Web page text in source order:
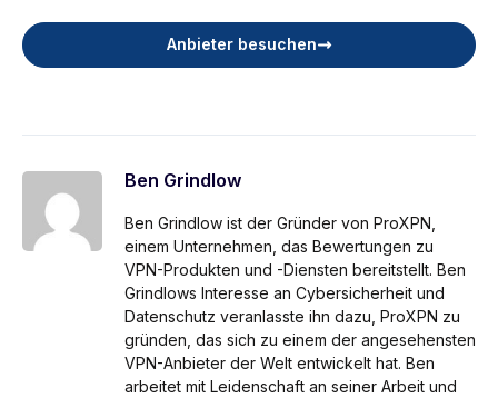
Anbieter besuchen
Ben Grindlow
Ben Grindlow ist der Gründer von ProXPN,
einem Unternehmen, das Bewertungen zu
VPN-Produkten und -Diensten bereitstellt. Ben
Grindlows Interesse an Cybersicherheit und
Datenschutz veranlasste ihn dazu, ProXPN zu
gründen, das sich zu einem der angesehensten
VPN-Anbieter der Welt entwickelt hat. Ben
arbeitet mit Leidenschaft an seiner Arbeit und